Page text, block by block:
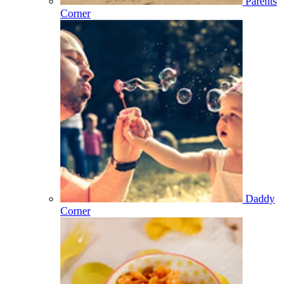
Corner
Daddy
Corner